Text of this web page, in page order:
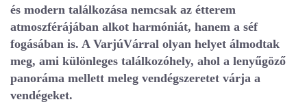
és modern találkozása nemcsak az étterem
atmoszférájában alkot harmóniát, hanem a séf
fogásában is. A VarjúVárral olyan helyet álmodtak
meg, ami különleges találkozóhely, ahol a lenyűgöző
panoráma mellett meleg vendégszeretet várja a
vendégeket.